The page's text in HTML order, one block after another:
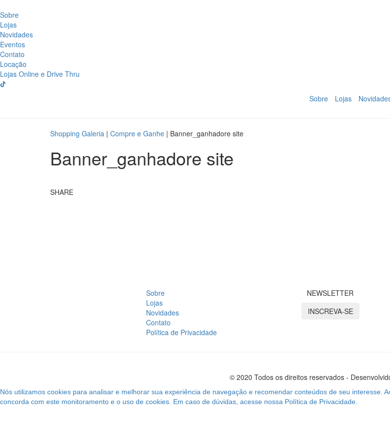
Sobre
Lojas
Novidades
Eventos
Contato
Locação
Lojas Online e Drive Thru
Sobre Lojas
Shopping Galeria | Compre e Ganhe | Banner_ganhadore site
Banner_ganhadore site
SHARE
Sobre
Lojas
Novidades
Contato
Política de Privacidade
NEWSLETTER
INSCREVA-SE
© 2020 Todos os direitos reservados -
Nós utilizamos cookies para analisar e melhorar sua experiência de navegação e recomendar conteúdos de seu interesse.
concorda com este monitoramento e o uso de cookies. Em caso de dúvidas, acesse nossa Política de Privacidade.